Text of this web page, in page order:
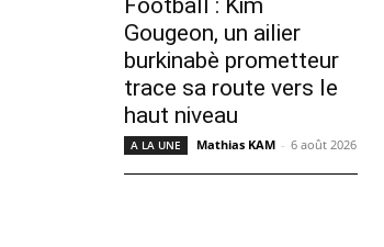
Football : Kim
Gougeon, un ailier
burkinabè prometteur
trace sa route vers le
haut niveau
A LA UNE Mathias KAM - 6 août 2026